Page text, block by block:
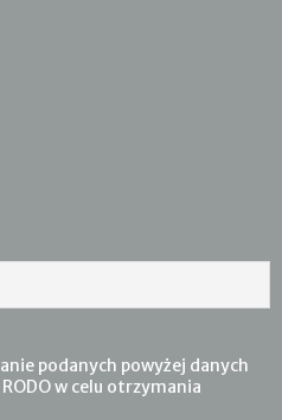
podanych powyżej danych
w celu otrzymania